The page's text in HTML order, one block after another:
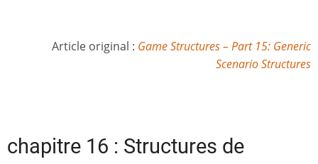
Article original : Game Structures – Part 15: Generic
Scenario Structures
chapitre 16 : Structures de